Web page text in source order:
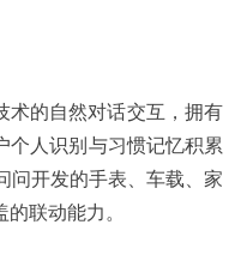
术的自然对话交互，拥有
个人识别与习惯记忆积累
问开发的手表、车载、家
联动能力。